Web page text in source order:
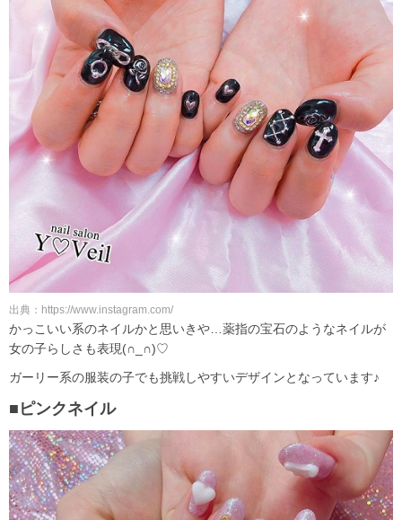
出典：https://www.instagram.com/
かっこいい系のネイルかと思いきや…薬指の宝石のようなネイルが
女の子らしさも表現(∩_∩)♡
ガーリー系の服装の子でも挑戦しやすいデザインとなっています♪
■ピンクネイル